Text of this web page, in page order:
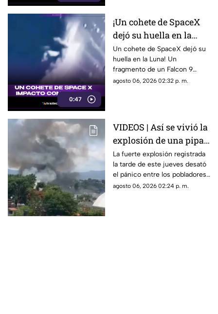
actividad eléctrica constante,
mientras que en Cuernavaca,
Jiutepec y Cuautla existe
riesgo de encharcamientos e
inundaciones repentinas.
0:47
¡Un cohete de SpaceX
dejó su huella en la
Luna!
Un cohete de SpaceX dejó su
huella en la Luna! Un
fragmento de un Falcon 9
impactó el satélite natural a
agosto 06, 2026 02:32 p. m.
VIDEOS | Así se vivió la
explosión de una pipa
de gas en la colonia Las
Granjas, Cuernavaca
La fuerte explosión registrada
la tarde de este jueves desató
el pánico entre los pobladores
de la colonia Las Granjas.
agosto 06, 2026 02:24 p. m.